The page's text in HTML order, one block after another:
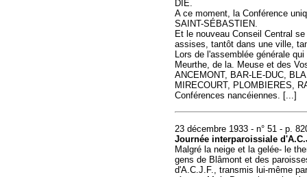
DIÉ.
A ce moment, la Conférence
SAINT-SÉBASTIEN.
Et le nouveau Conseil Central
assises, tantôt dans une ville,
Lors de l'assemblée générale
Meurthe, de la. Meuse et des
ANCEMONT, BAR-LE-DUC,
MIRECOURT, PLOMBIERES,
Conférences nancéiennes. [...]
23 décembre 1933 - n° 51 - p.
Journée interparoissiale
Malgré la neige et la gelée- le
gens de Blâmont et des
d'A.C.J.F., transmis lui-même